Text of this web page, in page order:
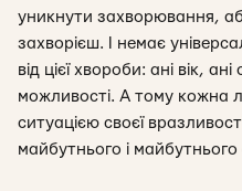
уникнути захворювання,
захворієш. І немає
від цієї хвороби: ані вік,
можливості. А тому кожна
ситуацією своєї
майбутнього і майбутнього